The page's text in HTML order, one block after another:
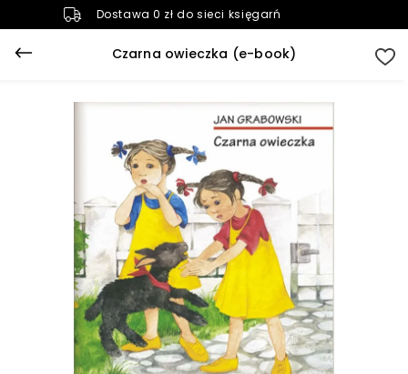
Dostawa 0 zł do sieci księgarń
Czarna owieczka (e-book)